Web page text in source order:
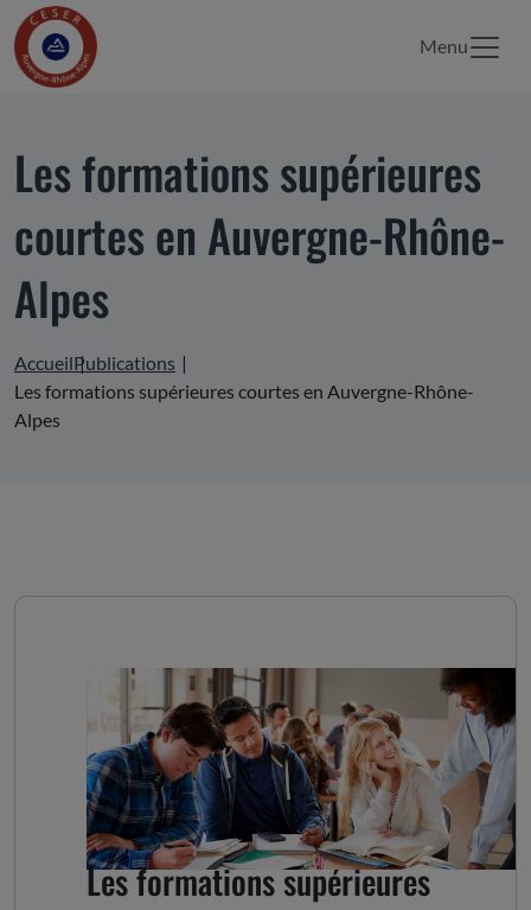
Menu
Les formations supérieures
courtes en Auvergne-Rhône-
Alpes
AccueilPublications
Les formations supérieures courtes en Auvergne-Rhône-
Alpes
Les formations supérieures